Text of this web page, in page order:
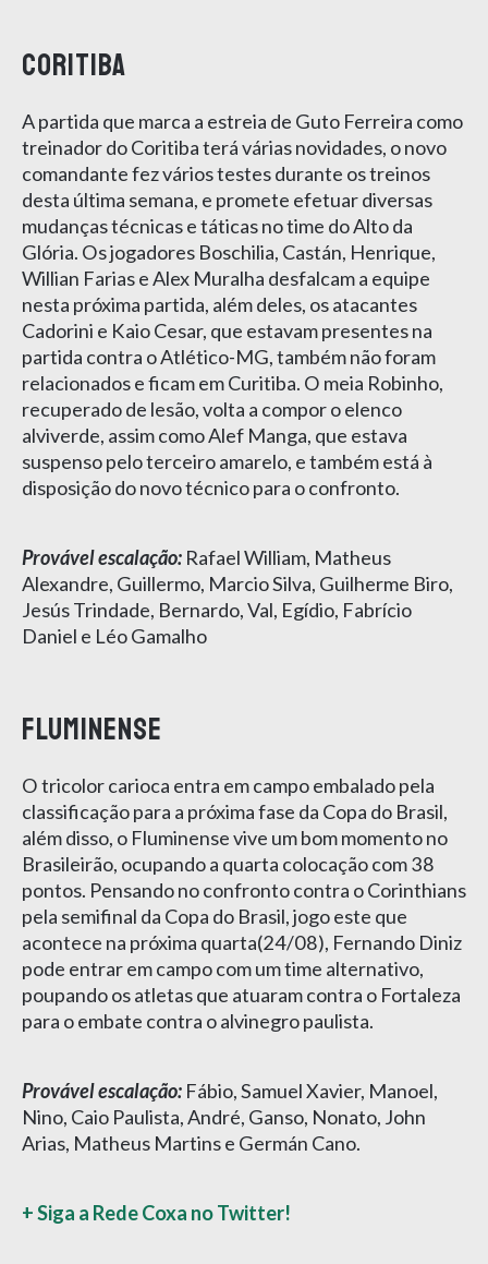
Coritiba
A partida que marca a estreia de Guto Ferreira como
treinador do Coritiba terá várias novidades, o novo
comandante fez vários testes durante os treinos
desta última semana, e promete efetuar diversas
mudanças técnicas e táticas no time do Alto da
Glória. Os jogadores Boschilia, Castán, Henrique,
Willian Farias e Alex Muralha desfalcam a equipe
nesta próxima partida, além deles, os atacantes
Cadorini e Kaio Cesar, que estavam presentes na
partida contra o Atlético-MG, também não foram
relacionados e ficam em Curitiba. O meia Robinho,
recuperado de lesão, volta a compor o elenco
alviverde, assim como Alef Manga, que estava
suspenso pelo terceiro amarelo, e também está à
disposição do novo técnico para o confronto.
Provável escalação: Rafael William, Matheus
Alexandre, Guillermo, Marcio Silva, Guilherme Biro,
Jesús Trindade, Bernardo, Val, Egídio, Fabrício
Daniel e Léo Gamalho
Fluminense
O tricolor carioca entra em campo embalado pela
classificação para a próxima fase da Copa do Brasil,
além disso, o Fluminense vive um bom momento no
Brasileirão, ocupando a quarta colocação com 38
pontos. Pensando no confronto contra o Corinthians
pela semifinal da Copa do Brasil, jogo este que
acontece na próxima quarta(24/08), Fernando Diniz
pode entrar em campo com um time alternativo,
poupando os atletas que atuaram contra o Fortaleza
para o embate contra o alvinegro paulista.
Provável escalação: Fábio, Samuel Xavier, Manoel,
Nino, Caio Paulista, André, Ganso, Nonato, John
Arias, Matheus Martins e Germán Cano.
+ Siga a Rede Coxa no Twitter!